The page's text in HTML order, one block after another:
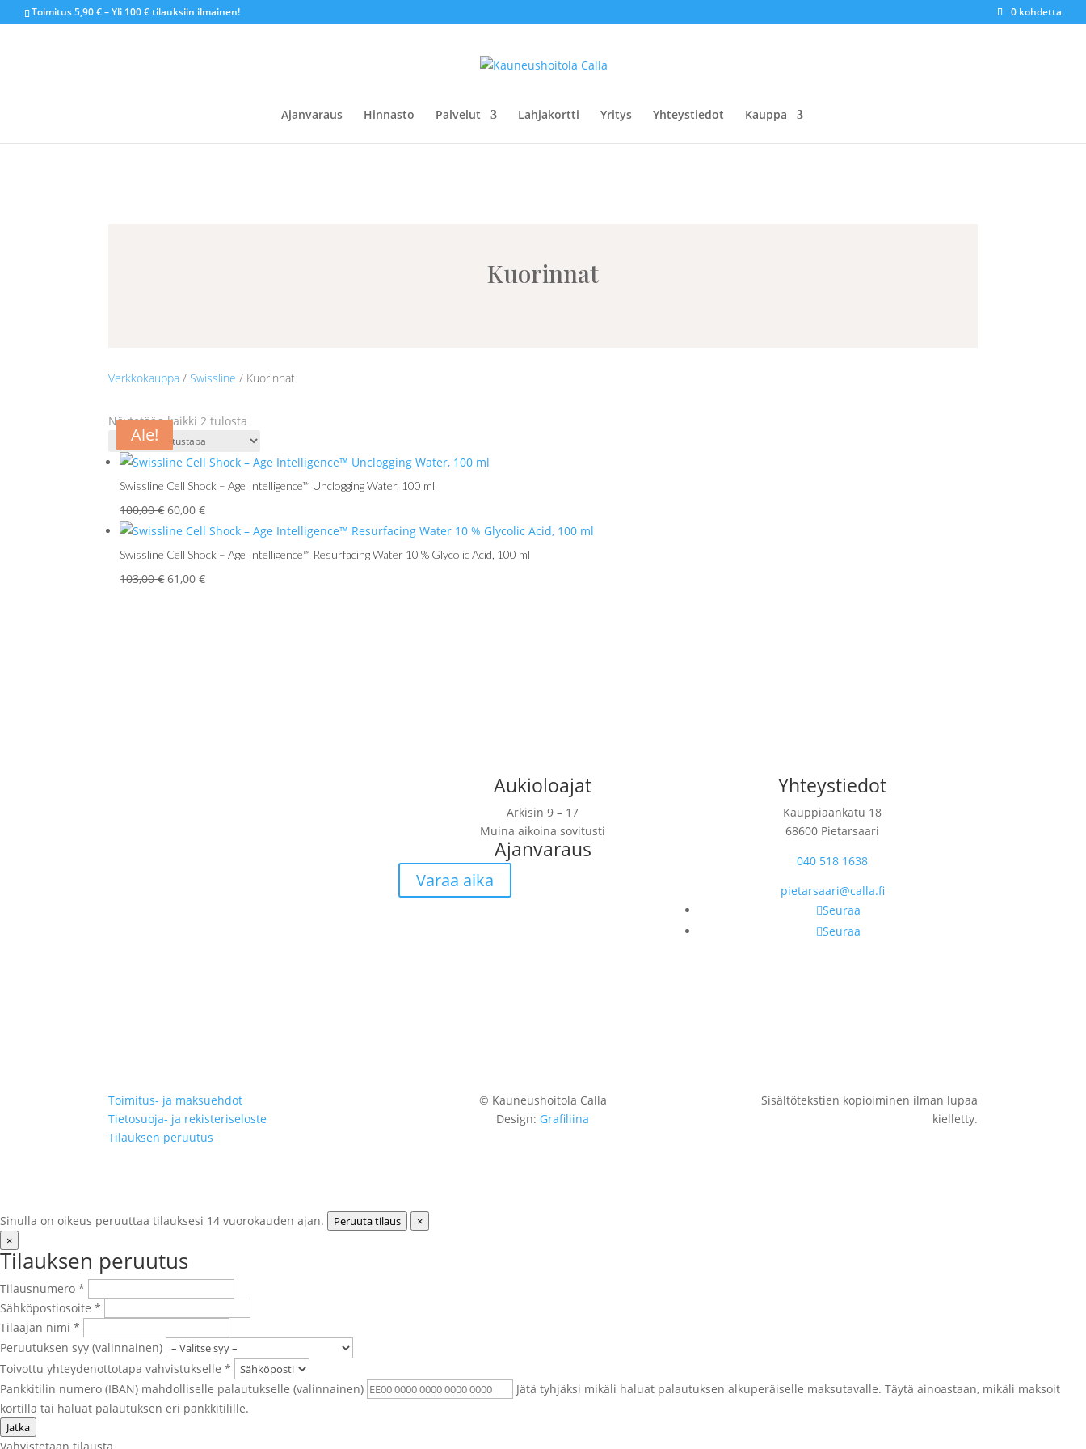
Toimitus 5,90 € – Yli 100 € tilauksiin ilmainen! 0 kohdetta
Ajanvaraus Hinnasto Palvelut Lahjakortti Yritys Yhteystiedot Kauppa
Kuorinnat
Verkkokauppa /Swissline / Kuorinnat
Näytetään kaikki 2 tulosta
Ale!
Swissline Cell Shock – Age Intelligence™ Unclogging Water, 100 ml
100,00€Alkuperäinen
hinta
oli:
100,00 €.
60,00€Nykyinen
hinta
on:
60,00 €.
Ale!
Swissline Cell Shock – Age Intelligence™ Resurfacing Water 10 % Glycolic Acid, 100 ml
103,00€Alkuperäinen
61,00€Nykyinen
Aukioloajat
Arkisin 9 – 17
Muina aikoina sovitusti
Ajanvaraus
Varaa aika
Yhteystiedot
Kauppiaankatu 18
68600 Pietarsaari
040 518 1638
pietarsaari@calla.fi
Seuraa
Seuraa
Toimitus- ja maksuehdot
Tietosuoja- ja rekisteriseloste
Tilauksen peruutus
© Kauneushoitola Calla
Design: Grafiliina
Sisältötekstien kopioiminen ilman lupaa
kielletty.
Sinulla on oikeus peruuttaa tilauksesi 14 vuorokauden ajan. Peruuta tilaus
×
×
Tilauksen peruutus
Tilausnumero *
Sähköpostiosoite *
Tilaajan nimi *
Peruutuksen syy (valinnainen)
Toivottu yhteydenottotapa vahvistukselle *
Pankkitilin numero (IBAN) mahdolliselle palautukselle (valinnainen)
Jätä tyhjäksi mikäli haluat palautuksen alkuperäiselle maksutavalle. Täytä ainoastaan, mikäli maksoit
kortilla tai haluat palautuksen eri pankkitilille.
Jatka